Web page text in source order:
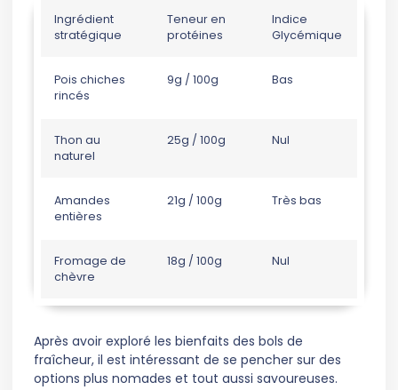
Ingrédient
stratégique
Teneur en
protéines
Indice
Glycémique
Pois chiches
rincés
9g / 100g Bas
Thon au
naturel
25g / 100g Nul
Amandes
entières
21g / 100g Très bas
Fromage de
chèvre
18g / 100g Nul
Après avoir exploré les bienfaits des bols de
fraîcheur, il est intéressant de se pencher sur des
options plus nomades et tout aussi savoureuses.